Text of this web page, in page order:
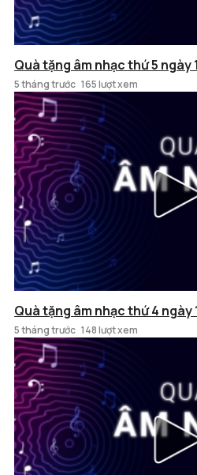
Quà tặng âm nhạc thứ 5 ngày
5 tháng trước 165 lượt xem
Quà tặng âm nhạc thứ 4 ngày
5 tháng trước 148 lượt xem